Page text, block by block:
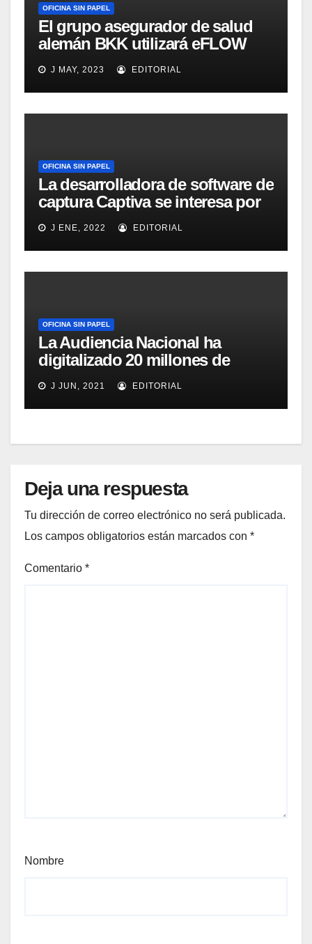
OFICINA SIN PAPEL
El grupo asegurador de salud
alemán BKK utilizará eFLOW
para gestionar 40.000
documentos diarios
J MAY, 2023 EDITORIAL
OFICINA SIN PAPEL
La desarrolladora de software de
captura Captiva se interesa por
el mercado latino
J ENE, 2022 EDITORIAL
OFICINA SIN PAPEL
La Audiencia Nacional ha
digitalizado 20 millones de
documentos y comienza a
sustituir al papel en lo Social
J JUN, 2021 EDITORIAL
Deja una respuesta
Tu dirección de correo electrónico no será publicada.
Los campos obligatorios están marcados con *
Comentario *
Nombre